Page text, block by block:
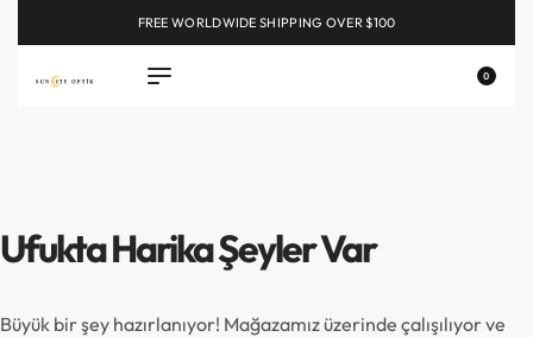
FREE WORLDWIDE SHIPPING OVER $100
0
Ufukta Harika Şeyler Var
Büyük bir şey hazırlanıyor! Mağazamız üzerinde çalışılıyor ve